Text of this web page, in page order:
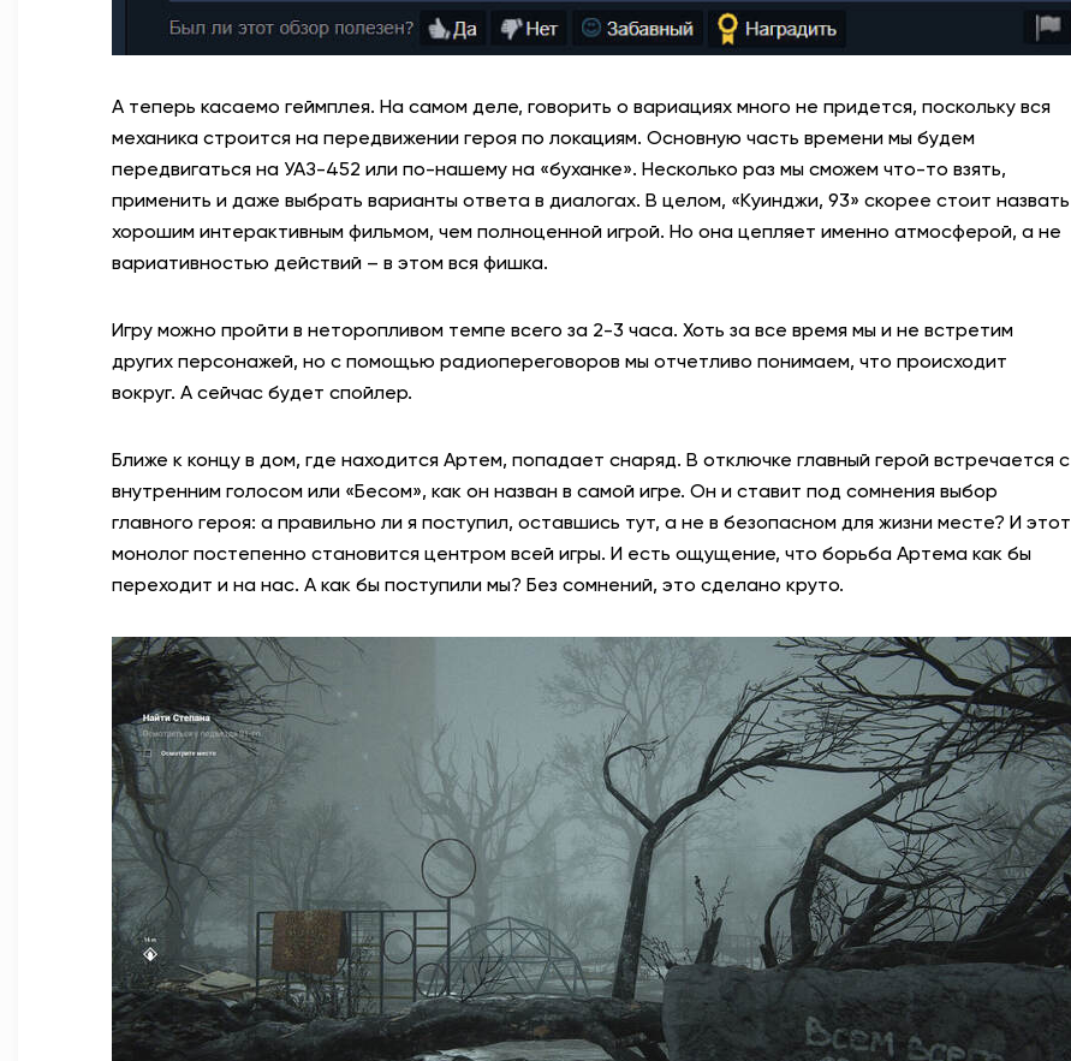
А теперь касаемо геймплея. На самом деле, говорить о вариациях много не придется, поскольку вся
механика строится на передвижении героя по локациям. Основную часть времени мы будем
передвигаться на УАЗ-452 или по-нашему на «буханке». Несколько раз мы сможем что-то взять,
применить и даже выбрать варианты ответа в диалогах. В целом, «Куинджи, 93» скорее стоит назвать
хорошим интерактивным фильмом, чем полноценной игрой. Но она цепляет именно атмосферой, а не
вариативностью действий – в этом вся фишка.
Игру можно пройти в неторопливом темпе всего за 2-3 часа. Хоть за все время мы и не встретим
других персонажей, но с помощью радиопереговоров мы отчетливо понимаем, что происходит
вокруг. А сейчас будет спойлер.
Ближе к концу в дом, где находится Артем, попадает снаряд. В отключке главный герой встречается с
внутренним голосом или «Бесом», как он назван в самой игре. Он и ставит под сомнения выбор
главного героя: а правильно ли я поступил, оставшись тут, а не в безопасном для жизни месте? И этот
монолог постепенно становится центром всей игры. И есть ощущение, что борьба Артема как бы
переходит и на нас. А как бы поступили мы? Без сомнений, это сделано круто.